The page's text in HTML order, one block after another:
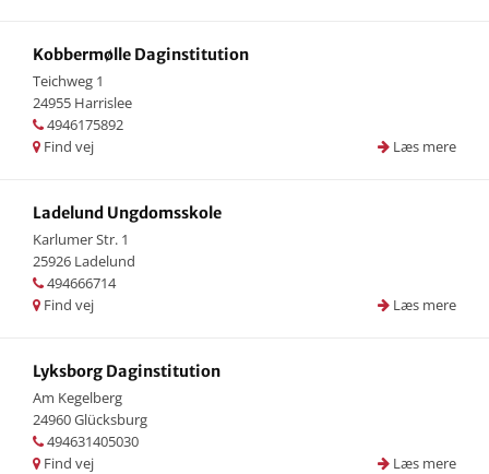
Kobbermølle Daginstitution
Teichweg 1
24955 Harrislee
4946175892
Læs mere
Find vej
Ladelund Ungdomsskole
Karlumer Str. 1
25926 Ladelund
494666714
Læs mere
Find vej
Lyksborg Daginstitution
Am Kegelberg
24960 Glücksburg
494631405030
Læs mere
Find vej